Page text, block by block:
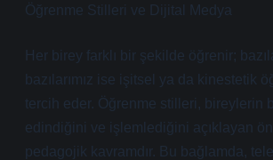
Öğrenme Stilleri ve Dijital Medya
Her birey farklı bir şekilde öğrenir;
bazılarımız ise işitsel ya da kinestetik
tercih eder. Öğrenme stilleri, bireylerin
edindiğini ve işlemlediğini açıklayan
pedagojik kavramdır. Bu bağlamda,